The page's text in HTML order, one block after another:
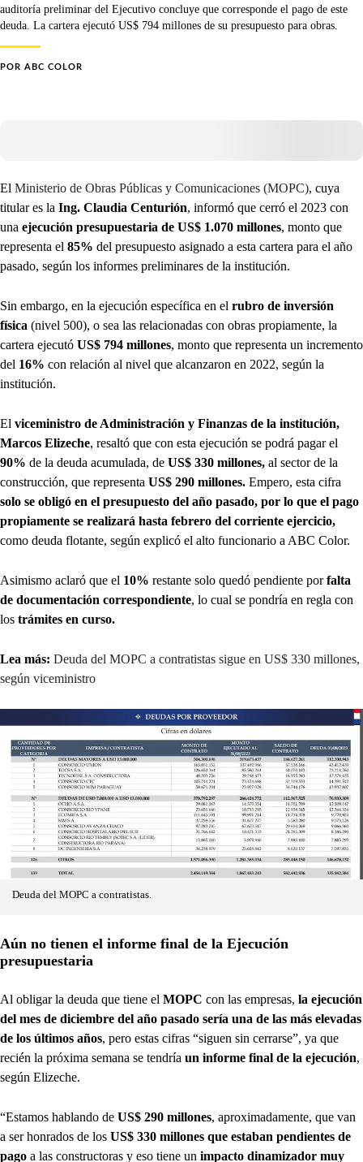
auditoría preliminar del Ejecutivo concluye que corresponde el pago de este
deuda. La cartera ejecutó US$ 794 millones de su presupuesto para obras.
POR ABC COLOR
El Ministerio de Obras Públicas y Comunicaciones (MOPC), cuya
titular es la Ing. Claudia Centurión, informó que cerró el 2023 con
una ejecución presupuestaria de US$ 1.070 millones, monto que
representa el 85% del presupuesto asignado a esta cartera para el año
pasado, según los informes preliminares de la institución.
Sin embargo, en la ejecución específica en el rubro de inversión
física (nivel 500), o sea las relacionadas con obras propiamente, la
cartera ejecutó US$ 794 millones, monto que representa un incremento
del 16% con relación al nivel que alcanzaron en 2022, según la
institución.
El viceministro de Administración y Finanzas de la institución,
Marcos Elizeche, resaltó que con esta ejecución se podrá pagar el
90% de la deuda acumulada, de US$ 330 millones, al sector de la
construcción, que representa US$ 290 millones. Empero, esta cifra
solo se obligó en el presupuesto del año pasado, por lo que el pago
propiamente se realizará hasta febrero del corriente ejercicio,
como deuda flotante, según explicó el alto funcionario a ABC Color.
Asimismo aclaró que el 10% restante solo quedó pendiente porfalta
de documentación correspondiente, lo cual se pondría en regla con
los trámites en curso.
Lea más: Deuda del MOPC a contratistas sigue en US$ 330 millones,
según viceministro
Deuda del MOPC a contratistas.
Aún no tienen el informe final de la Ejecución
presupuestaria
Al obligar la deuda que tiene el MOPC con las empresas, la ejecución
del mes de diciembre del año pasado sería una de las más elevadas
de los últimos años, pero estas cifras “siguen sin cerrarse”, ya que
recién la próxima semana se tendría un informe final de la ejecución,
según Elizeche.
“Estamos hablando de US$ 290 millones, aproximadamente, que van
a ser honrados de los US$ 330 millones que estaban pendientes de
pago a las constructoras y eso tiene un impacto dinamizador muy